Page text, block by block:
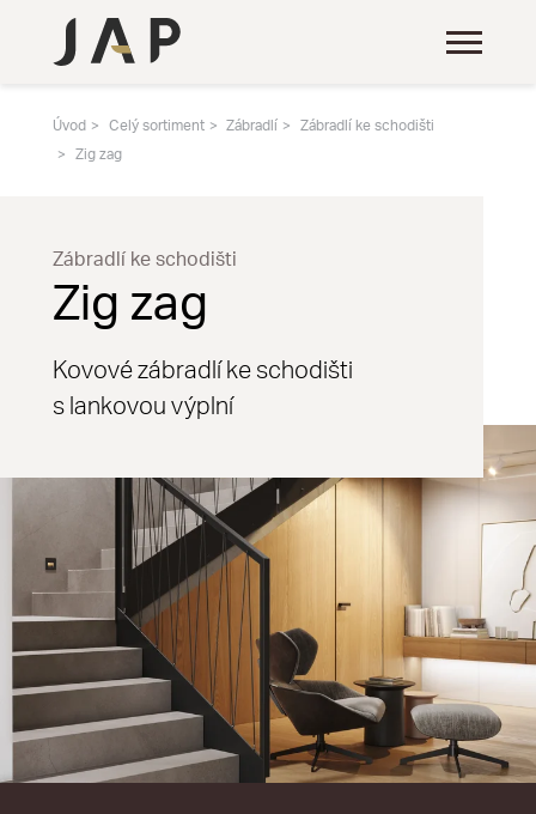
Úvod Celý sortiment Zábradlí
Zábradlí ke schodišti
Zig zag
Zábradlí ke schodišti
Zig zag
Kovové zábradlí ke schodišti
s lankovou výplní